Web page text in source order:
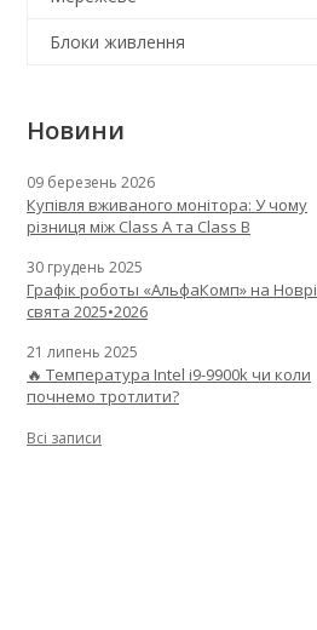
Блоки живлення
Новини
09 березень 2026
Купівля вживаного монітора: У чому
різниця між Class A та Class B
30 грудень 2025
Графік роботы «АльфаКомп» на
свята 2025•2026
21 липень 2025
🔥 Температура Intel i9-9900k чи коли
почнемо тротлити?
Всі записи